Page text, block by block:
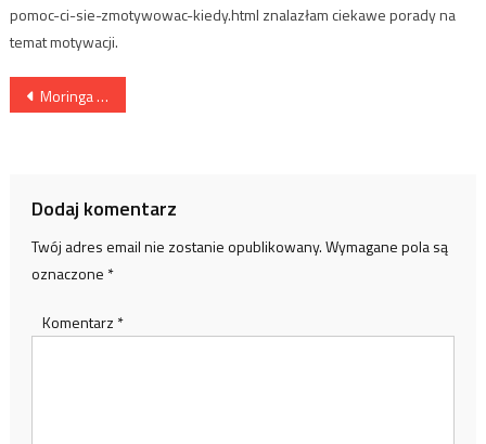
pomoc-ci-sie-zmotywowac-kiedy.html znalazłam ciekawe porady na
temat motywacji.
Nawigacja
Moringa olejodajna – właściwości zdrowotne, zastosowanie
Dodaj komentarz
Twój adres email nie zostanie opublikowany.Wymagane pola są
oznaczone *
Komentarz *